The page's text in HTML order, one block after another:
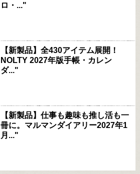
ロ・..."
【新製品】全430アイテム展開！
NOLTY 2027年版手帳・カレン
ダ..."
【新製品】仕事も趣味も推し活も一
冊に。マルマンダイアリー2027年1
月..."